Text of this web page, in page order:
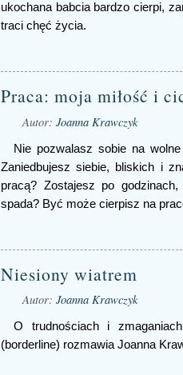
ukochana babcia bardzo cierpi,
traci chęć życia.
Praca: moja miłość i
Autor: Joanna Krawczyk
Nie pozwalasz sobie na
Zaniedbujesz siebie, bliskich i
pracą? Zostajesz po
spada? Być może cierpisz na
Niesiony wiatrem
Autor: Joanna Krawczyk
O trudnościach i
(borderline) rozmawia Joanna